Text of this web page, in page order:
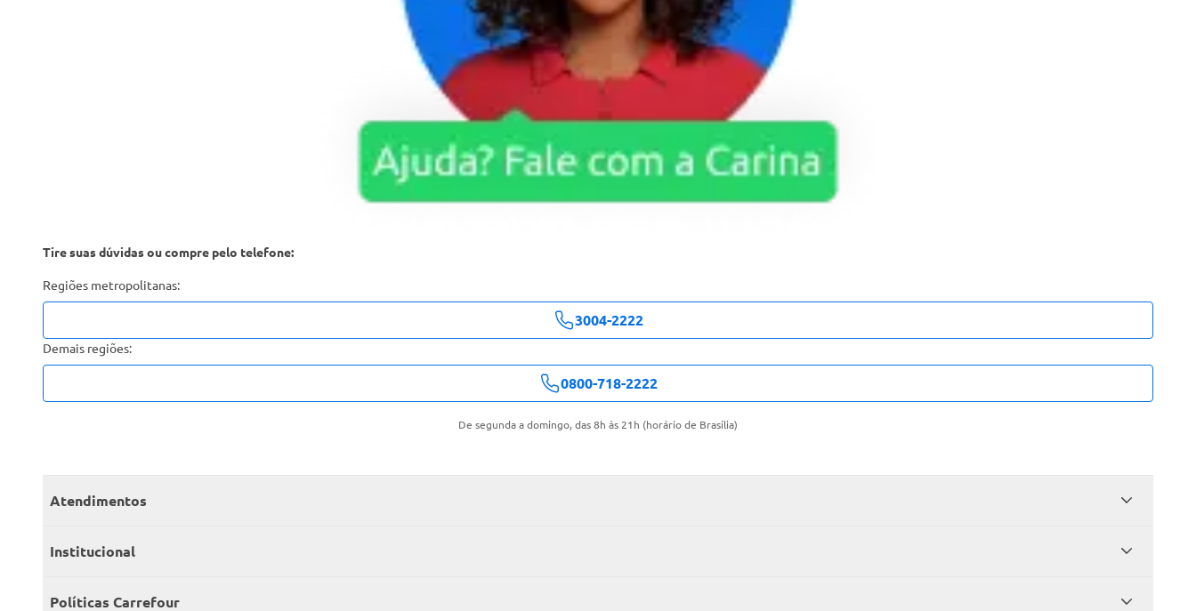
Tire suas dúvidas ou compre pelo telefone:
Regiões metropolitanas:
3004-2222
Demais regiões:
0800-718-2222
De segunda a domingo, das 8h às 21h (horário de Brasília)
Atendimentos
Meus pedidos
Institucional
Grupo Carrefour Brasil
Políticas Carrefour